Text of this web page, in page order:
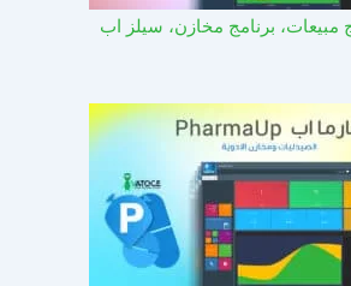
مبيعات، برنامج مخازن، سيلز اب